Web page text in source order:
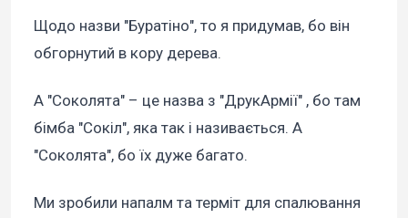
Щодо назви "Буратіно", то я придумав, бо він
обгорнутий в кору дерева.
А "Соколята" – це назва з "ДрукАрмії" , бо там
бімба "Сокіл", яка так і називається. А
"Соколята", бо їх дуже багато.
Ми зробили напалм та терміт для спалювання